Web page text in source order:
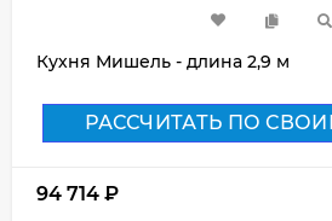
Кухня Мишель - длина 2,9 м
РАССЧИТАТЬ ПО
94 714 ₽